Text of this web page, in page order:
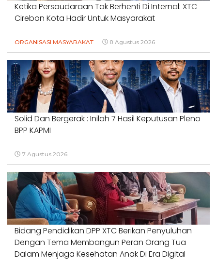
Ketika Persaudaraan Tak Berhenti Di Internal: XTC
Cirebon Kota Hadir Untuk Masyarakat
ORGANISASI MASYARAKAT 8 Agustus 2026
Solid Dan Bergerak : Inilah 7 Hasil Keputusan Pleno
BPP KAPMI
7 Agustus 2026
Bidang Pendidikan DPP XTC Berikan Penyuluhan
Dengan Tema Membangun Peran Orang Tua
Dalam Menjaga Kesehatan Anak Di Era Digital